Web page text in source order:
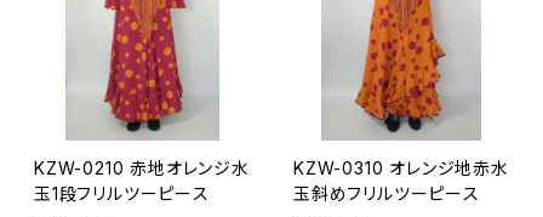
KZW-0210 赤地オレンジ水
玉1段フリルツーピース
KZW-0310 オレンジ地赤水
玉斜めフリルツーピース